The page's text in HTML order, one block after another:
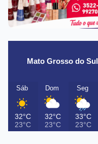
Mato Grosso do Sul
Sáb
32°C
23°C
Dom
32°C
23°C
Seg
33°C
23°C